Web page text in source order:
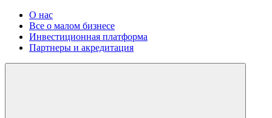
О нас
Все о малом бизнесе
Инвестиционная платформа
Партнеры и акредитация